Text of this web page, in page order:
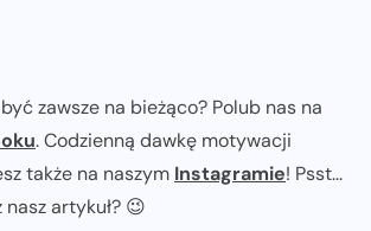
zawsze na bieżąco? Polub nas na
. Codzienną dawkę motywacji
także na naszym Instagramie! Psst...
nasz artykuł? 😉